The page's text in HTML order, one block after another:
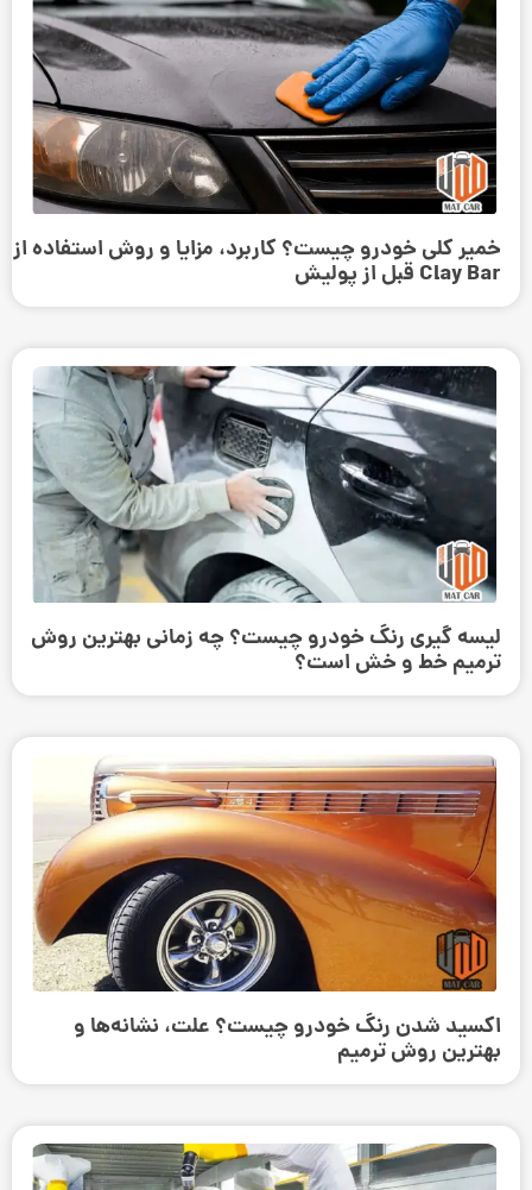
خمیر کلی خودرو چیست؟ کاربرد، مزایا و روش استفاده از
Clay Bar قبل از پولیش
لیسه گیری رنگ خودرو چیست؟ چه زمانی بهترین روش
ترمیم خط و خش است؟
اکسید شدن رنگ خودرو چیست؟ علت، نشانه‌ها و
بهترین روش ترمیم